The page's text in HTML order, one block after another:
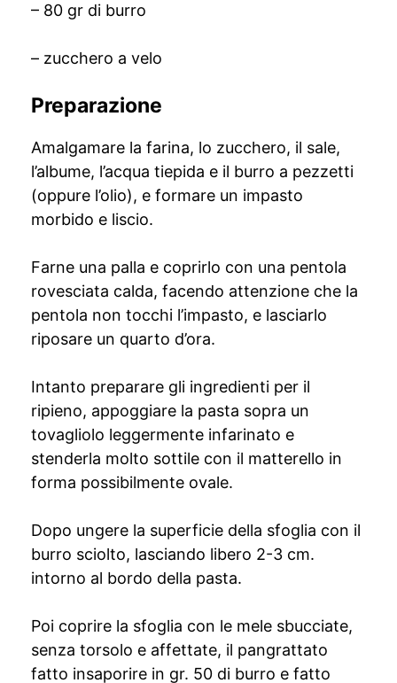
– 80 gr di burro
– zucchero a velo
Preparazione
Amalgamare la farina, lo zucchero, il sale,
l’albume, l’acqua tiepida e il burro a pezzetti
(oppure l’olio), e formare un impasto
morbido e liscio.
Farne una palla e coprirlo con una pentola
rovesciata calda, facendo attenzione che la
pentola non tocchi l’impasto, e lasciarlo
riposare un quarto d’ora.
Intanto preparare gli ingredienti per il
ripieno, appoggiare la pasta sopra un
tovagliolo leggermente infarinato e
stenderla molto sottile con il matterello in
forma possibilmente ovale.
Dopo ungere la superficie della sfoglia con il
burro sciolto, lasciando libero 2-3 cm.
intorno al bordo della pasta.
Poi coprire la sfoglia con le mele sbucciate,
senza torsolo e affettate, il pangrattato
fatto insaporire in gr. 50 di burro e fatto